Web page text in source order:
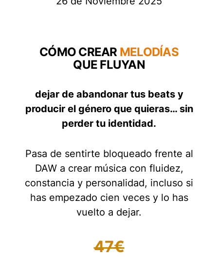
CÓMO CREAR MELODÍAS
QUE FLUYAN
dejar de abandonar tus beats y
producir el género que quieras… sin
perder tu identidad.
Pasa de sentirte bloqueado frente al
DAW a crear música con fluidez,
constancia y personalidad, incluso si
has empezado cien veces y lo has
vuelto a dejar.
47€